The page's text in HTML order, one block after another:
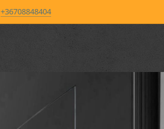
+36708848404